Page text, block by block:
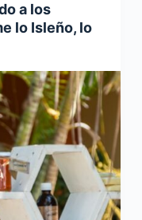
a los
lo Isleño, lo